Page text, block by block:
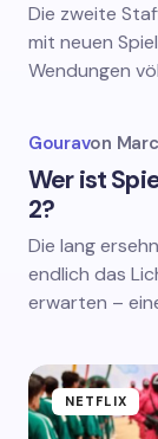
Die zweite
mit neuen
Wendungen
Gouravon
Wer ist
2?
Die lang
endlich das
erwarten –
NETFLIX